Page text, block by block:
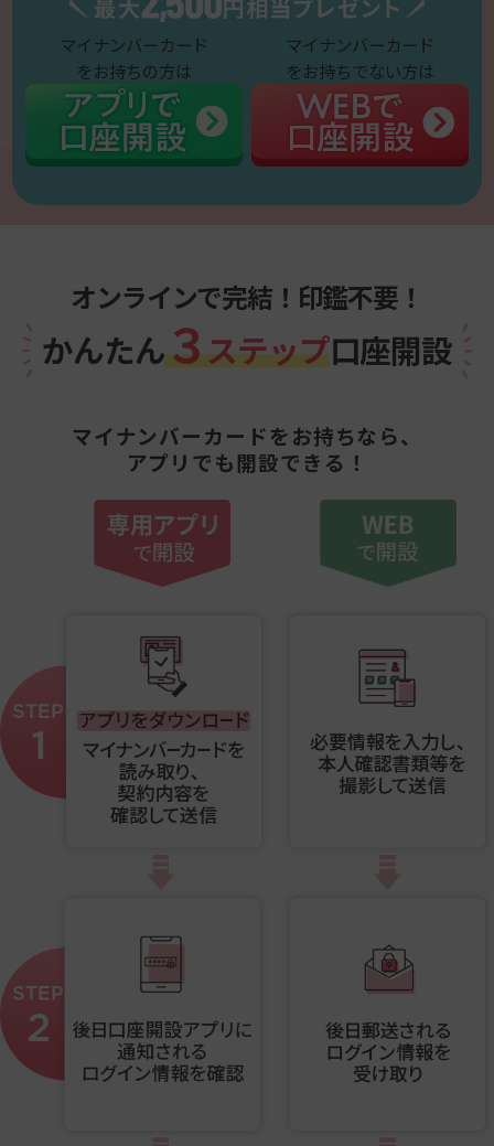
マイナンバーカード
をお持ちの方は
マイナンバーカード
をお持ちでない方は
オンラインで完結！印鑑不要！
かんたん３ステップ口座開設
マイナンバーカードをお持ちなら、
アプリでも開設できる！